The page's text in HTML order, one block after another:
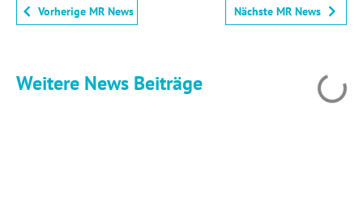
Vorherige MR News Nächste MR News
Weitere News Beiträge